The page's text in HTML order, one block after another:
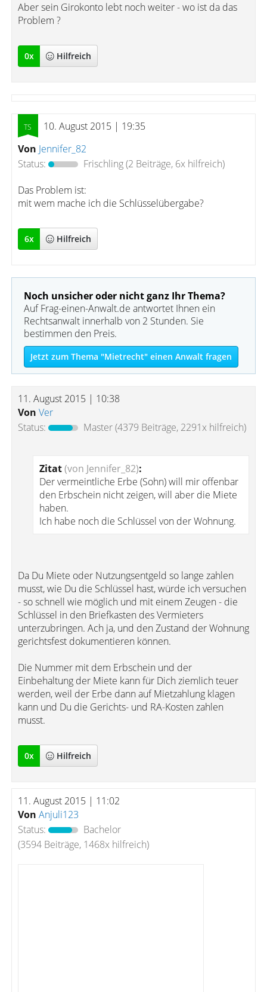
Aber sein Girokonto lebt noch weiter - wo ist da das
Problem ?
0x Hilfreich
10. August 2015 | 19:35
Von Jennifer_82
Status:
Frischling(2 Beiträge, 6x hilfreich)
Das Problem ist:
mit wem mache ich die Schlüsselübergabe?
6x Hilfreich
Noch unsicher oder nicht ganz Ihr Thema?
Auf Frag-einen-Anwalt.de antwortet Ihnen ein
Rechtsanwalt innerhalb von 2 Stunden. Sie
bestimmen den Preis.
Jetzt zum Thema "Mietrecht" einen Anwalt fragen
11. August 2015 | 10:38
Von Ver
Status:
Master(4379 Beiträge, 2291x hilfreich)
Zitat(von Jennifer_82):
Der vermeintliche Erbe (Sohn) will mir offenbar
den Erbschein nicht zeigen, will aber die Miete
haben.
Ich habe noch die Schlüssel von der Wohnung.
Da Du Miete oder Nutzungsentgeld so lange zahlen
musst, wie Du die Schlüssel hast, würde ich versuchen
- so schnell wie möglich und mit einem Zeugen - die
Schlüssel in den Briefkasten des Vermieters
unterzubringen. Ach ja, und den Zustand der Wohnung
gerichtsfest dokumentieren können.
Die Nummer mit dem Erbschein und der
Einbehaltung der Miete kann für Dich ziemlich teuer
werden, weil der Erbe dann auf Mietzahlung klagen
kann und Du die Gerichts- und RA-Kosten zahlen
musst.
0x Hilfreich
11. August 2015 | 11:02
Von Anjuli123
Status:
Bachelor
(3594 Beiträge, 1468x hilfreich)